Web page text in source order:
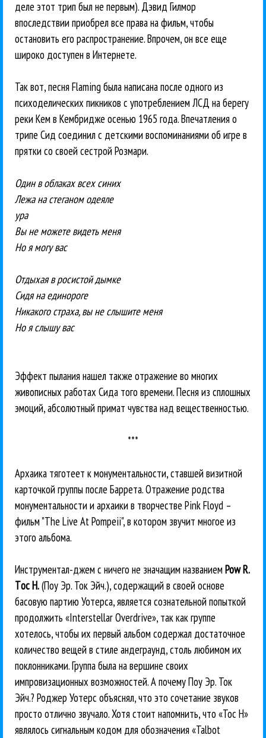
деле этот трип был не первым). Дэвид Гилмор
впоследствии приобрел все права на фильм, чтобы
остановить его распространение. Впрочем, он все еще
широко доступен в Интернете.
Так вот, песня Flaming была написана после одного из
психоделических пикников с употреблением ЛСД на берегу
реки Кем в Кембридже осенью 1965 года. Впечатления о
трипе Сид соединил с детскими воспоминаниями об игре в
прятки со своей сестрой Розмари.
Один в облаках всех синих
Лежа на стеганом одеяле
ура
Вы не можете видеть меня
Но я могу вас
Отдыхая в росистой дымке
Сидя на единороге
Никакого страха, вы не слышите меня
Но я слышу вас
Эффект пылания нашел также отражение во многих
живописных работах Сида того времени. Песня из сплошных
эмоций, абсолютный примат чувства над вещественностью.
***
Архаика тяготеет к монументальности, ставшей визитной
карточкой группы после Баррета. Отражение родства
монументальности и архаики в творчестве Pink Floyd –
фильм "The Live At Pompeii", в котором звучит многое из
этого альбома.
Инструментал-джем с ничего не значащим названиемPow R.
Тoc Н.(Поу Эр. Ток Эйч.), содержащий в своей основе
басовую партию Уотерса, является сознательной попыткой
продолжить «Interstellar Overdrive», так как группе
хотелось, чтобы их первый альбом содержал достаточное
количество вещей в стиле андеграунд, столь любимом их
поклонниками. Группа была на вершине своих
импровизационных возможностей. А почему Поу Эр. Ток
Эйч.? Роджер Уотерс объяснял, что это сочетание звуков
просто отлично звучало. Хотя стоит напомнить, что «Тос Н»
являлось сигнальным кодом для обозначения «Talbot